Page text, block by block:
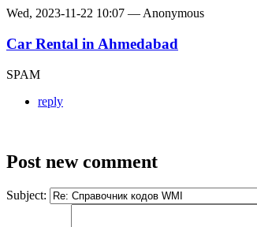
Wed, 2023-11-22 10:07 — Anonymous
Car Rental in Ahmedabad
SPAM
reply
Post new comment
Subject: